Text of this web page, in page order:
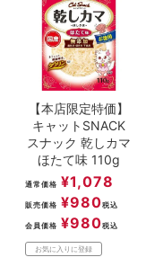
【本店限定特価】
キャットSNACK
スナック 乾しカマ
ほたて味 110g
通常価格 ¥1,078
販売価格 ¥980税込
会員価格 ¥980税込
お気に入りに登録